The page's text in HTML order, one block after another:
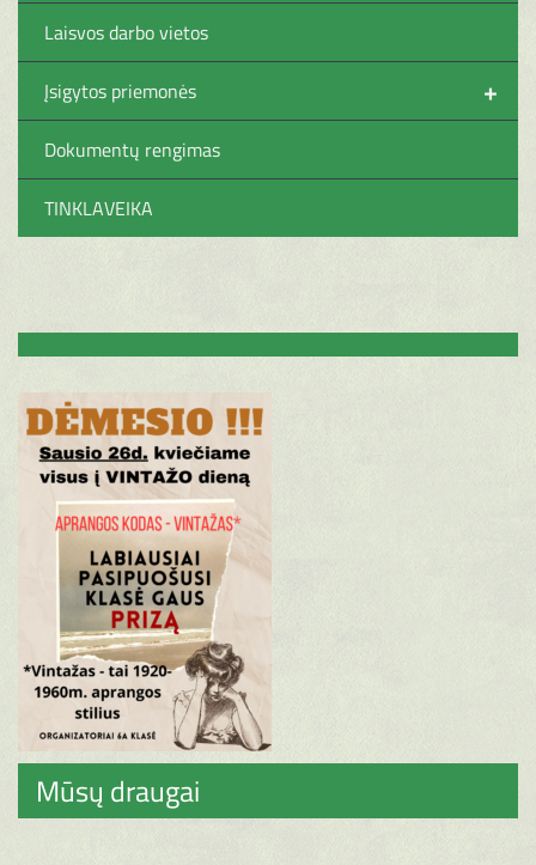
Laisvos darbo vietos
+
Įsigytos priemonės
Dokumentų rengimas
TINKLAVEIKA
Mūsų draugai